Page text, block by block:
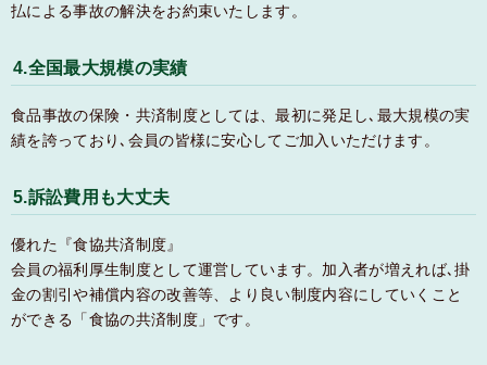
払による事故の解決をお約束いたします。
4.全国最大規模の実績
食品事故の保険・共済制度としては、最初に発足し､最大規模の実
績を誇っており､会員の皆様に安心してご加入いただけます。
5.訴訟費用も大丈夫
優れた『食協共済制度』
会員の福利厚生制度として運営しています。加入者が増えれば､掛
金の割引や補償内容の改善等、より良い制度内容にしていくこと
ができる「食協の共済制度」です。